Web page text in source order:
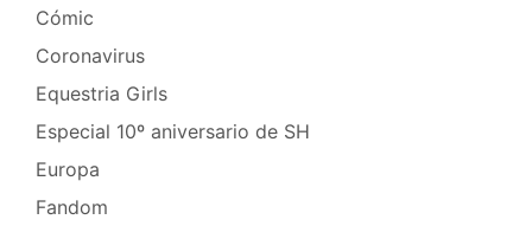
Cómic
Coronavirus
Equestria Girls
Especial 10º aniversario de SH
Europa
Fandom